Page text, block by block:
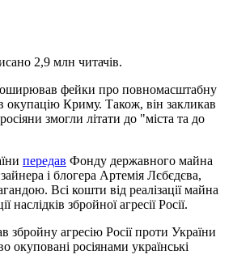
2,9 млн читачів.
фейки про повномасштабну
окупацію Криму. Також, він закликав
змогли літати до "міста та до
передав Фонду державного майна
і блогера Артемія Лєбєдєва,
Всі кошти від реалізації майна
наслідків збройної агресії Росії.
збройну агресію Росії проти України
окуповані росіянами українські